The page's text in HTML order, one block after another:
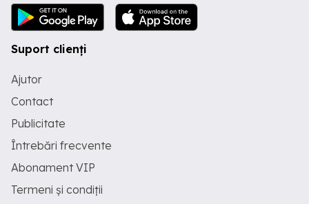
Suport clienți
Ajutor
Contact
Publicitate
Întrebări frecvente
Abonament VIP
Termeni și condiții